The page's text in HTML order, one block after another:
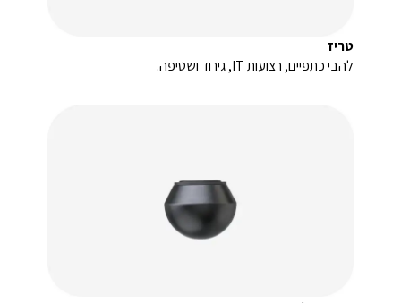
טריז
להבי כתפיים, רצועות IT, גירוד ושטיפה.